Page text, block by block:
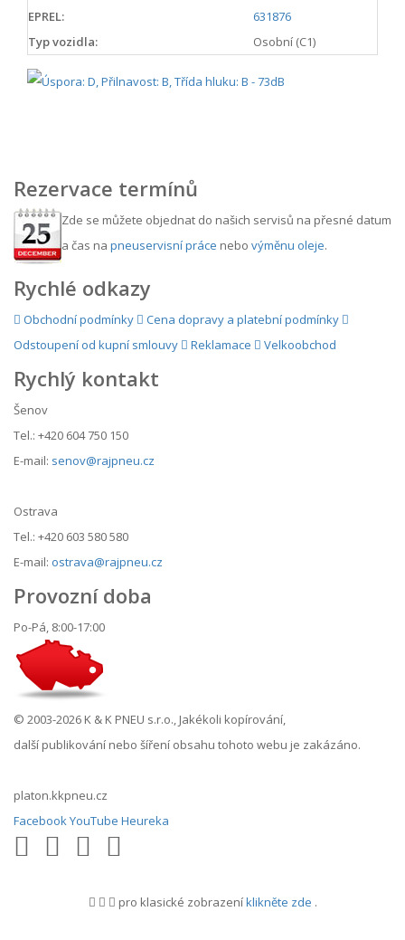
EPREL:
631876
Typ vozidla:
Osobní (C1)
Rezervace termínů
Zde se můžete objednat do našich servisů na přesné datum
a čas na pneuservisní práce nebo výměnu oleje.
Rychlé odkazy
Obchodní podmínky
Cena dopravy a platební podmínky
Odstoupení od kupní smlouvy
Reklamace Velkoobchod
Rychlý kontakt
Šenov
Tel.: +420 604 750 150
E-mail: senov@rajpneu.cz
Ostrava
Tel.: +420 603 580 580
E-mail: ostrava@rajpneu.cz
Provozní doba
Po-Pá, 8:00-17:00
© 2003-2026 K & K PNEU s.r.o., Jakékoli kopírování,
další publikování nebo šíření obsahu tohoto webu je zakázáno.
platon.kkpneu.cz
FacebookYouTube Heureka
pro klasické zobrazeníklikněte zde .